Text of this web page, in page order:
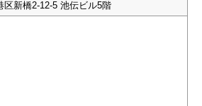
区新橋2-12-5 池伝ビル5階